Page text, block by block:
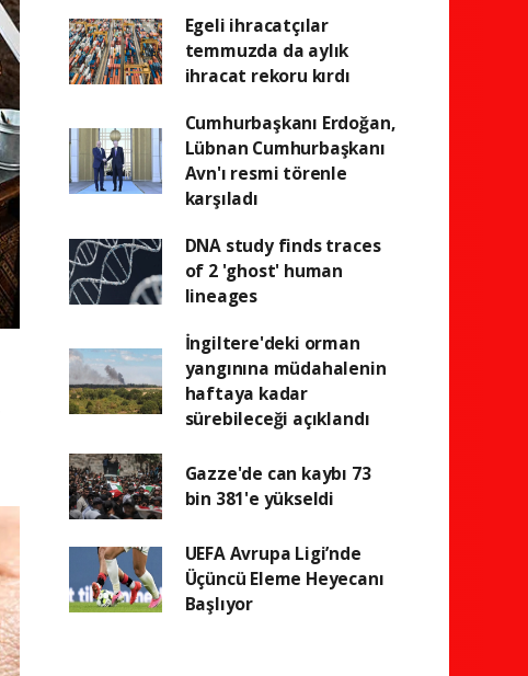
Egeli ihracatçılar
temmuzda da aylık
ihracat rekoru kırdı
Cumhurbaşkanı Erdoğan,
Lübnan Cumhurbaşkanı
Avn'ı resmi törenle
karşıladı
DNA study finds traces
of 2 'ghost' human
lineages
İngiltere'deki orman
yangınına müdahalenin
haftaya kadar
sürebileceği açıklandı
Gazze'de can kaybı 73
bin 381'e yükseldi
UEFA Avrupa Ligi’nde
Üçüncü Eleme Heyecanı
Başlıyor